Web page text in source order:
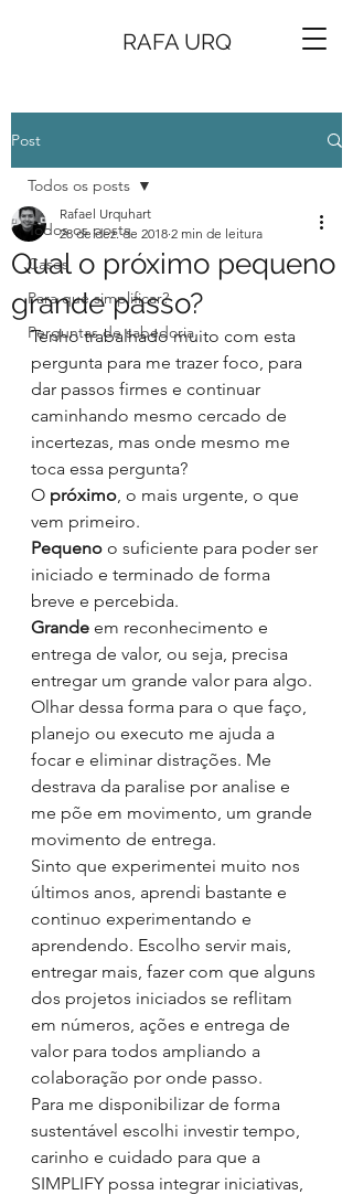
RAFA URQ
Post
Todos os posts
Cases
Para que simplificar?
Perguntas de sabedoria
Todos os posts
Qual o próximo pequeno
grande passo?
Rafael Urquhart
28 de dez. de 2018 2 min de leitura
Tenho trabalhado muito com esta
pergunta para me trazer foco, para
dar passos firmes e continuar
caminhando mesmo cercado de
incertezas, mas onde mesmo me
toca essa pergunta?
O próximo, o mais urgente, o que
vem primeiro.
Pequeno o suficiente para poder ser
iniciado e terminado de forma
breve e percebida.
Grande em reconhecimento e
entrega de valor, ou seja, precisa
entregar um grande valor para algo.
Olhar dessa forma para o que faço,
planejo ou executo me ajuda a
focar e eliminar distrações. Me
destrava da paralise por analise e
me põe em movimento, um grande
movimento de entrega.
Sinto que experimentei muito nos
últimos anos, aprendi bastante e
continuo experimentando e
aprendendo. Escolho servir mais,
entregar mais, fazer com que alguns
dos projetos iniciados se reflitam
em números, ações e entrega de
valor para todos ampliando a
colaboração por onde passo.
Para me disponibilizar de forma
sustentável escolhi investir tempo,
carinho e cuidado para que a
SIMPLIFY possa integrar iniciativas,